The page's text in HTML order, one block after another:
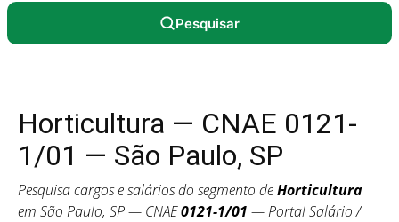
Pesquisar
Horticultura — CNAE 0121-
1/01 — São Paulo, SP
Pesquisa cargos e salários do segmento deHorticultura
em São Paulo, SP — CNAE0121-1/01 — Portal Salário /